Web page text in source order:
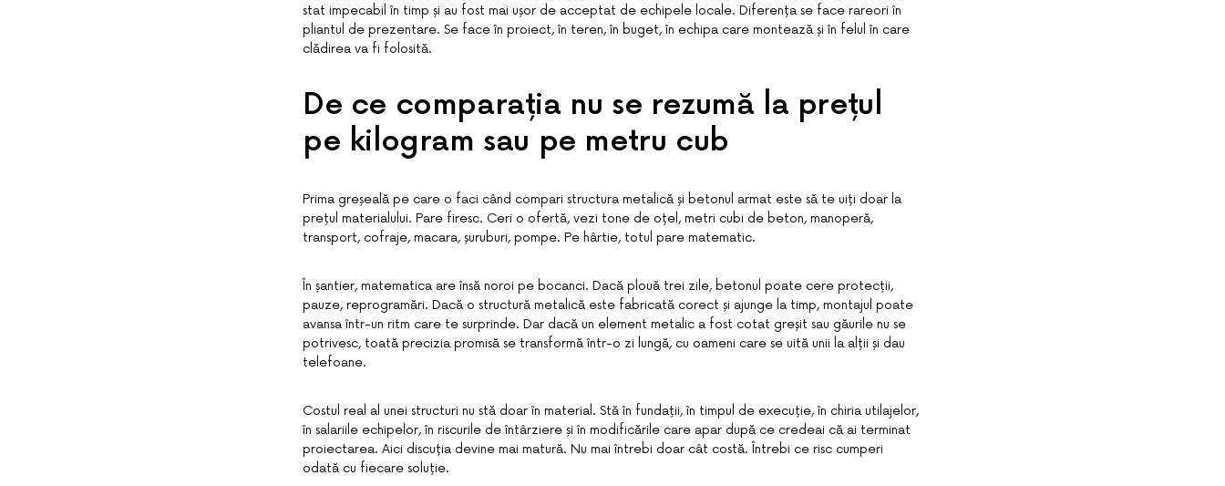
stat impecabil în timp și au fost mai ușor de acceptat de echipele locale. Diferența se face rareori în
pliantul de prezentare. Se face în proiect, în teren, în buget, în echipa care montează și în felul în care
clădirea va fi folosită.
De ce comparația nu se rezumă la prețul
pe kilogram sau pe metru cub
Prima greșeală pe care o faci când compari structura metalică și betonul armat este să te uiți doar la
prețul materialului. Pare firesc. Ceri o ofertă, vezi tone de oțel, metri cubi de beton, manoperă,
transport, cofraje, macara, șuruburi, pompe. Pe hârtie, totul pare matematic.
În șantier, matematica are însă noroi pe bocanci. Dacă plouă trei zile, betonul poate cere protecții,
pauze, reprogramări. Dacă o structură metalică este fabricată corect și ajunge la timp, montajul poate
avansa într-un ritm care te surprinde. Dar dacă un element metalic a fost cotat greșit sau găurile nu se
potrivesc, toată precizia promisă se transformă într-o zi lungă, cu oameni care se uită unii la alții și dau
telefoane.
Costul real al unei structuri nu stă doar în material. Stă în fundații, în timpul de execuție, în chiria utilajelor,
în salariile echipelor, în riscurile de întârziere și în modificările care apar după ce credeai că ai terminat
proiectarea. Aici discuția devine mai matură. Nu mai întrebi doar cât costă. Întrebi ce risc cumperi
odată cu fiecare soluție.